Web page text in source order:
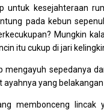
untuk kesejahteraan
pada kebun
Mungkin
itu cukup di jari
mengayuh sepedanya
yang
membonceng